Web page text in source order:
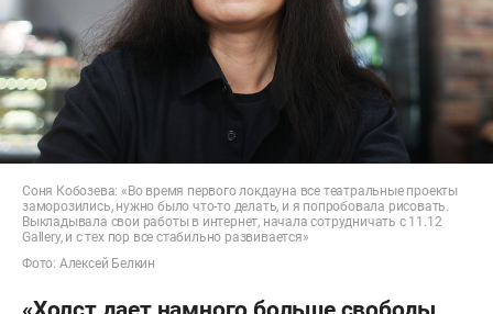
Соня Кобозева: «Во время первого локдауна все театральные проекты
заморозились, нужно было что-то делать, и я попробовала рисовать.
Выкладывала свои работы в интернет, начала сотрудничать с 11.12
Gallery, и с тех пор все стабильно развивается»
Фото: Алексей Белкин